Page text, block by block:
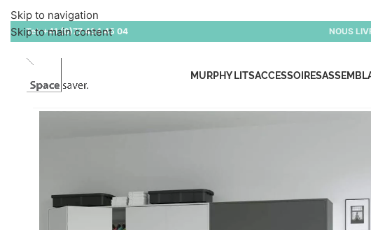
Skip to navigation
Skip to main content
Tel:+41 (0)77 434 45 04 NOUS
MURPHY LITSACCESSOIRES